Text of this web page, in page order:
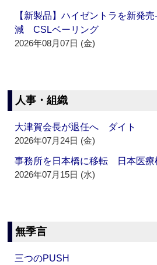
【新製品】ハイゼントラを新発
減 CSLベーリング
2026年08月07日 (金)
人事・組織
大津賀会長が退任へ ダイト
2026年07月24日 (金)
事務所を日本橋に移転 日本医療
2026年07月15日 (水)
無季言
三つのPUSH